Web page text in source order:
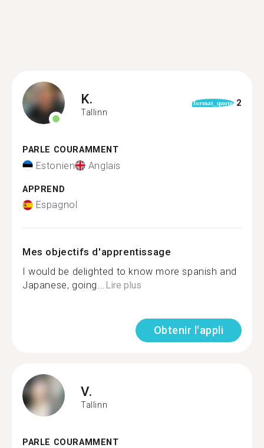
K.
Tallinn
format_quote 2
PARLE COURAMMENT
Estonien Anglais
APPREND
Espagnol
Mes objectifs d'apprentissage
I would be delighted to know more spanish and
Japanese, going...Lire plus
Obtenir l'appli
V.
Tallinn
PARLE COURAMMENT